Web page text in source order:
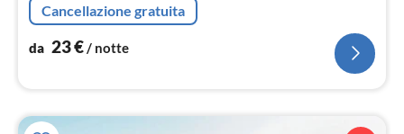
Cancellazione gratuita
da 23€/ notte